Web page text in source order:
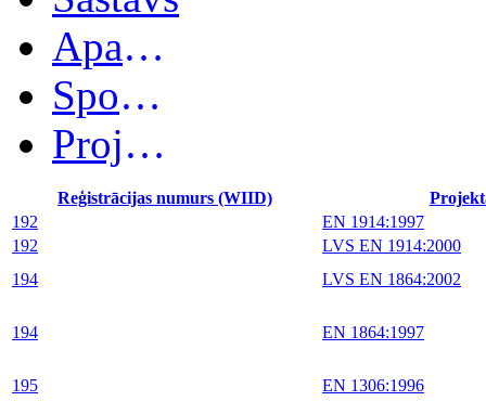
Apakškomitejas
Spoguļkomitejas
Projekti
Reģistrācijas numurs (WIID)
192
EN 1914:1997
192
LVS EN 1914:2000
194
LVS EN 1864:2002
194 EN 1864:1997
195 EN 1306:1996